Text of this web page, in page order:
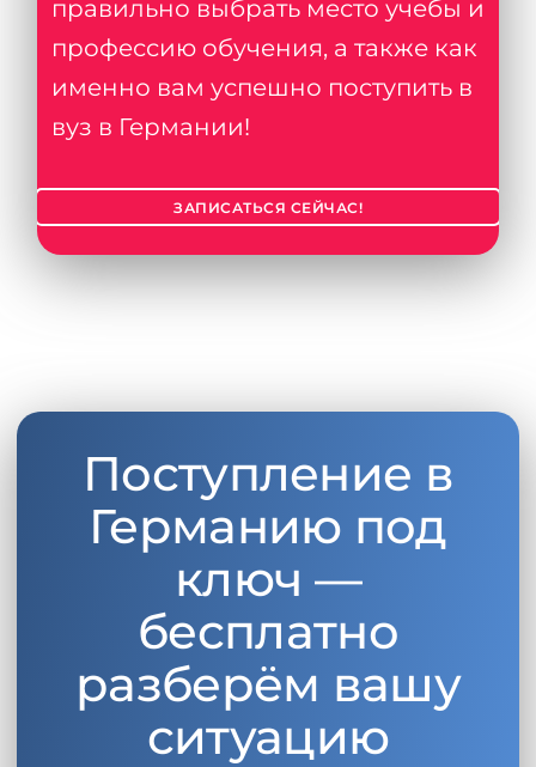
правильно выбрать место учебы и
профессию обучения, а также как
именно вам успешно поступить в
вуз в Германии!
ЗАПИСАТЬСЯ СЕЙЧАС!
Поступление в
Германию под
ключ —
бесплатно
разберём вашу
ситуацию